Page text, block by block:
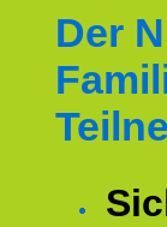
Der